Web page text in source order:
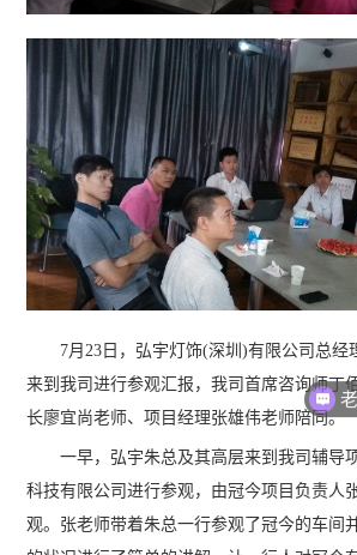
7月23日，弘宇灯饰(深圳)有限公司总经
来到我司进行参观汇报，我司首席咨询师丁
长廖宜尚老师、项目经理张雄伟老师陪同。
一早，弘宇朱总及其高层来到我司辅导
科技有限公司进行参观，由冠今项目负责人
观。张老师带着朱总一行参观了冠今的车间